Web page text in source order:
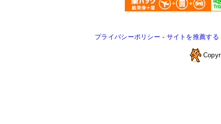
プライバシーポリシー - サイトを推薦する